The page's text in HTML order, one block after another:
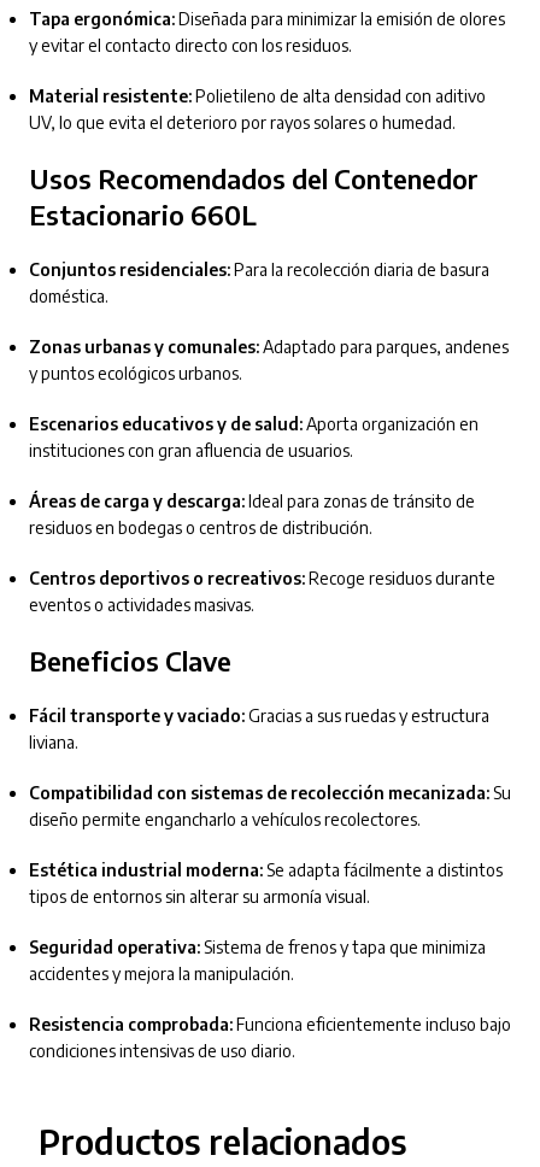
Tapa ergonómica:Diseñada para minimizar la emisión de olores
y evitar el contacto directo con los residuos.
Material resistente:Polietileno de alta densidad con aditivo
UV, lo que evita el deterioro por rayos solares o humedad.
Usos Recomendados del Contenedor
Estacionario 660L
Conjuntos residenciales:Para la recolección diaria de basura
doméstica.
Zonas urbanas y comunales:Adaptado para parques, andenes
y puntos ecológicos urbanos.
Escenarios educativos y de salud:Aporta organización en
instituciones con gran afluencia de usuarios.
Áreas de carga y descarga:Ideal para zonas de tránsito de
residuos en bodegas o centros de distribución.
Centros deportivos o recreativos:Recoge residuos durante
eventos o actividades masivas.
Beneficios Clave
Fácil transporte y vaciado:Gracias a sus ruedas y estructura
liviana.
Compatibilidad con sistemas de recolección mecanizada:Su
diseño permite engancharlo a vehículos recolectores.
Estética industrial moderna:Se adapta fácilmente a distintos
tipos de entornos sin alterar su armonía visual.
Seguridad operativa:Sistema de frenos y tapa que minimiza
accidentes y mejora la manipulación.
Resistencia comprobada:Funciona eficientemente incluso bajo
condiciones intensivas de uso diario.
Productos relacionados